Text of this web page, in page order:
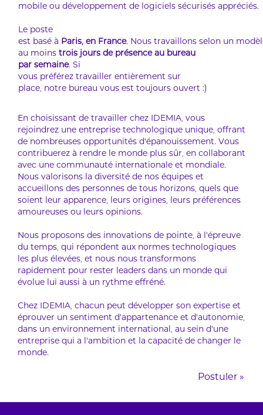
mobile ou développement de logiciels sécurisés appréciés.
Le poste
est basé à Paris, en France. Nous travaillons selon un
au moins trois jours de présence au bureau
par semaine. Si
vous préférez travailler entièrement sur
place, notre bureau vous est toujours ouvert :)
En choisissant de travailler chez IDEMIA, vous
rejoindrez une entreprise technologique unique, offrant
de nombreuses opportunités d’épanouissement. Vous
contribuerez à rendre le monde plus sûr, en collaborant
avec une communauté internationale et mondiale.
Nous valorisons la diversité de nos équipes et
accueillons des personnes de tous horizons, quels que
soient leur apparence, leurs origines, leurs préférences
amoureuses ou leurs opinions.
Nous proposons des innovations de pointe, à l'épreuve
du temps, qui répondent aux normes technologiques
les plus élevées, et nous nous transformons
rapidement pour rester leaders dans un monde qui
évolue lui aussi à un rythme effréné.
Chez IDEMIA, chacun peut développer son expertise et
éprouver un sentiment d'appartenance et d'autonomie,
dans un environnement international, au sein d'une
entreprise qui a l'ambition et la capacité de changer le
monde.
Postuler »